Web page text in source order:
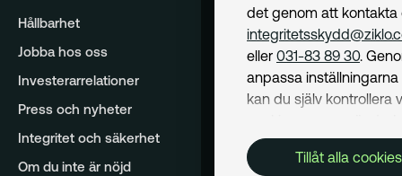
Hållbarhet
Jobba hos oss
Investerarrelationer
Press och nyheter
Integritet och säkerhet
Om du inte är nöjd
det genom att kontakta
eller 031-83 89 30.
anpassa
kan du själv kontrollera
Cookiepolicykan du
om hur vi använder
Tillåt alla cookies